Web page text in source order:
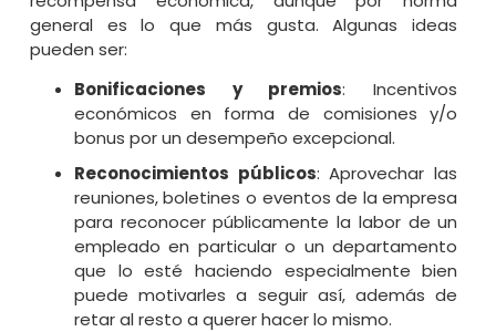
general es lo que más gusta. Algunas ideas
pueden ser:
Bonificaciones y premios: Incentivos
económicos en forma de comisiones y/o
bonus por un desempeño excepcional.
Reconocimientos públicos: Aprovechar las
reuniones, boletines o eventos de la empresa
para reconocer públicamente la labor de un
empleado en particular o un departamento
que lo esté haciendo especialmente bien
puede motivarles a seguir así, además de
retar al resto a querer hacer lo mismo.